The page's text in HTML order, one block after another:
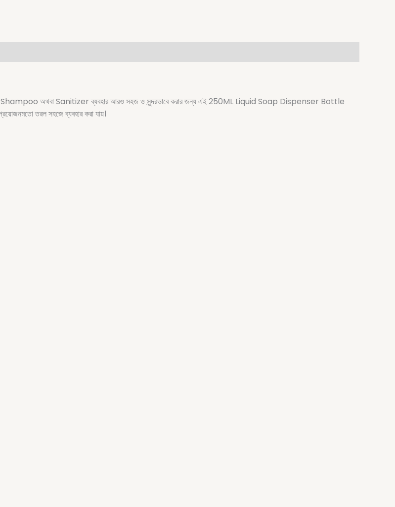
Shampoo অথবা Sanitizer ব্যবহার আরও সহজ ও সুন্দরভাবে করার জন্য এই 250ML Liquid Soap Dispenser Bottle
তরল সহজে ব্যবহার করা যায়।